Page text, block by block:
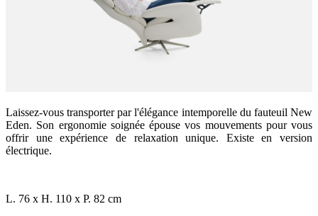
Laissez-vous transporter par l'élégance intemporelle du fauteuil New
Eden. Son ergonomie soignée épouse vos mouvements pour vous
offrir une expérience de relaxation unique. Existe en version
électrique.
L. 76 x H. 110 x P. 82 cm